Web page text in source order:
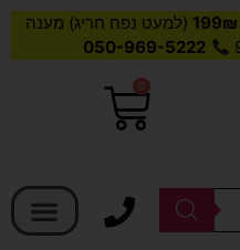
(למעט נפח חריג) מענה
050-969-5222
0
עגלת